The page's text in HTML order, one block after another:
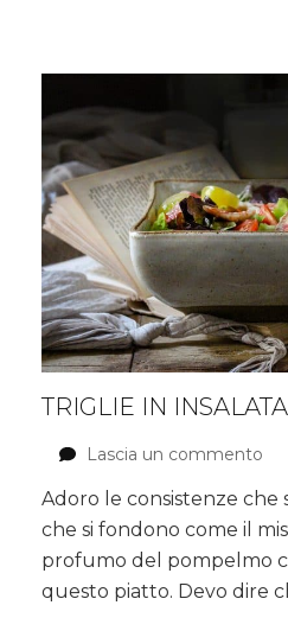
TRIGLIE IN
Lascia un commento
in
e
Adoro le consistenze che
che si fondono come il
profumo del pompelmo
questo piatto. Devo dire